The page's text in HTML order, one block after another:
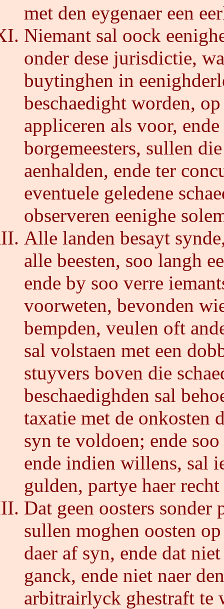
met den eygenaer een
Niemant sal oock
onder dese jurisdictie,
buytinghen in
beschaedight worden,
appliceren als voor,
borgemeesters, sullen
aenhalden, ende ter
eventuele geledene
observeren eenighe
Alle landen besayt
alle beesten, soo langh
ende by soo verre
voorweten, bevonden
bempden, veulen oft
sal volstaen met een
stuyvers boven die
beschaedighden sal
taxatie met de onkosten
syn te voldoen; ende
ende indien willens, sal
gulden, partye haer
Dat geen oosters sonder
sullen moghen oosten
daer af syn, ende dat
ganck, ende niet naer
arbitrairlyck ghestraft te